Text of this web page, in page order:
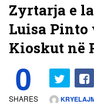
Zyrtarja e
Luisa
Kioskut në
0
SHARES